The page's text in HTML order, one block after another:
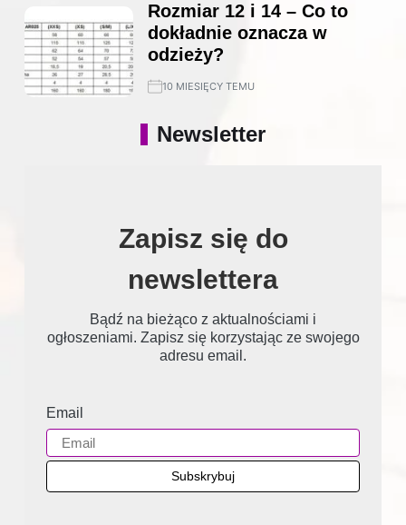
Rozmiar 12 i 14 – Co to
dokładnie oznacza w
odzieży?
10 MIESIĘCY TEMU
Newsletter
Zapisz się do
newslettera
Bądź na bieżąco z aktualnościami i
ogłoszeniami. Zapisz się korzystając ze swojego
adresu email.
Email